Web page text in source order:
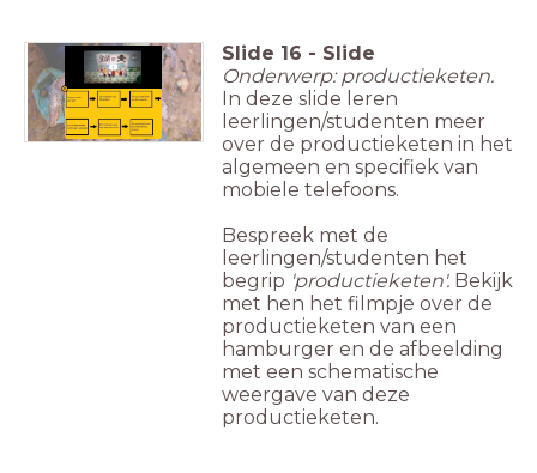
Slide 16 - Slide
Onderwerp: productieketen.
In deze slide leren
leerlingen/studenten meer
over de productieketen in het
algemeen en specifiek van
mobiele telefoons.
Bespreek met de
leerlingen/studenten het
begrip 'productieketen'. Bekijk
met hen het filmpje over de
productieketen van een
hamburger en de afbeelding
met een schematische
weergave van deze
productieketen.